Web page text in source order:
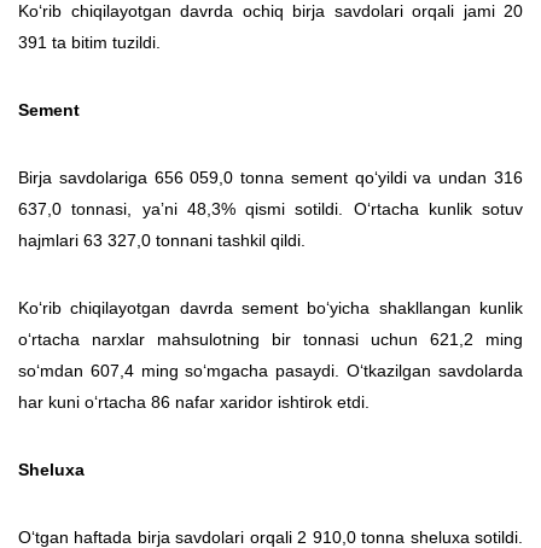
Ko‘rib chiqilayotgan davrda ochiq birja savdolari orqali jami 20
391 ta bitim tuzildi.
Sement
Birja savdolariga 656 059,0 tonna sement qo‘yildi va undan 316
637,0 tonnasi, yaʼni 48,3% qismi sotildi. O‘rtacha kunlik sotuv
hajmlari 63 327,0 tonnani tashkil qildi.
Ko‘rib chiqilayotgan davrda sement bo‘yicha shakllangan kunlik
o‘rtacha narxlar mahsulotning bir tonnasi uchun 621,2 ming
so‘mdan 607,4 ming so‘mgacha pasaydi. O‘tkazilgan savdolarda
har kuni o‘rtacha 86 nafar xaridor ishtirok etdi.
Sheluxa
O‘tgan haftada birja savdolari orqali 2 910,0 tonna sheluxa sotildi.